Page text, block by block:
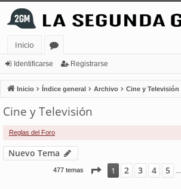
Inicio
or
os
Identificarse Registrarse
Inicio Índice general Archivo Cine y Televisión
Cine y Televisión
Reglas del Foro
Nuevo Tema
477 temas Página de 10
1 2 3 4 5